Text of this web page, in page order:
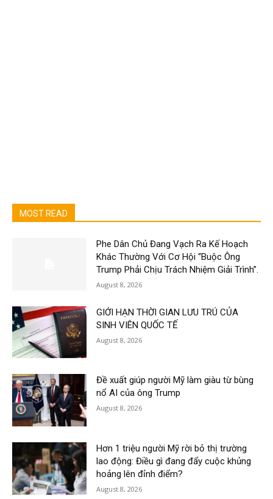
MOST READ
Phe Dân Chủ Đang Vạch Ra Kế Hoạch
Khác Thường Với Cơ Hội “Buộc Ông
Trump Phải Chịu Trách Nhiệm Giải Trình”.
August 8, 2026
GIỚI HẠN THỜI GIAN LƯU TRÚ CỦA
SINH VIÊN QUỐC TẾ
August 8, 2026
Đề xuất giúp người Mỹ làm giàu từ bùng
nổ AI của ông Trump
August 8, 2026
Hơn 1 triệu người Mỹ rời bỏ thị trường
lao động: Điều gì đang đẩy cuộc khủng
hoảng lên đỉnh điểm?
August 8, 2026